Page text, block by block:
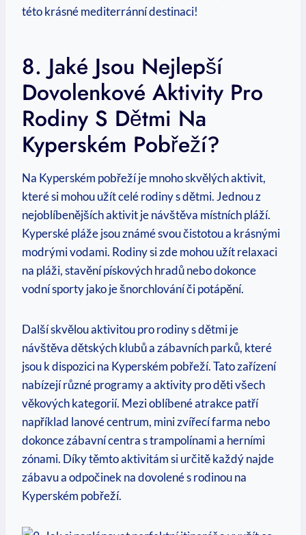
‍této krásné⁢ mediterránní destinaci!
8. Jaké Jsou ​nejlepší
Dovolenkové Aktivity Pro
Rodiny S Dětmi Na⁤
Kyperském⁣ Pobřeží?
Na ⁣Kyperském pobřeží je mnoho skvělých aktivit,
které si mohou‍ užít celé rodiny s⁣ dětmi.⁤ Jednou ​z
nejoblíbenějších​ aktivit je návštěva místních ​pláží.
Kyperské pláže jsou známé svou‍ čistotou a krásnými
modrými ⁤vodami. ⁤Rodiny si zde mohou užít relaxaci‌
na pláži, stavění‌ pískových hradů nebo dokonce
vodní sporty jako je šnorchlování ⁢či potápění.
Další skvělou aktivitou pro rodiny s dětmi je
⁤návštěva dětských klubů ‍a zábavních parků, které
jsou k‍ dispozici na ‌Kyperském pobřeží.‍ Tato ⁣zařízení⁣
nabízejí různé programy a⁤ aktivity⁢ pro děti⁢ všech
věkových kategorií. Mezi oblíbené atrakce patří
například lanové centrum, mini zvířecí‍ farma nebo
dokonce zábavní centra s trampolínami a herními⁣
zónami. Díky těmto aktivitám si určitě každý najde
zábavu‌ a odpočinek ⁤na dovolené s rodinou na
‌Kyperském pobřeží.